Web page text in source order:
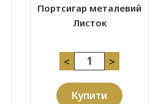
Портсигар металевий
Листок
< >
Купити